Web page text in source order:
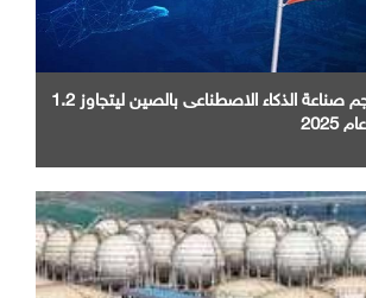
40% زيادة في حجم صناعة الذكاء الاصطناعى بالصين ليتجاوز 1.2